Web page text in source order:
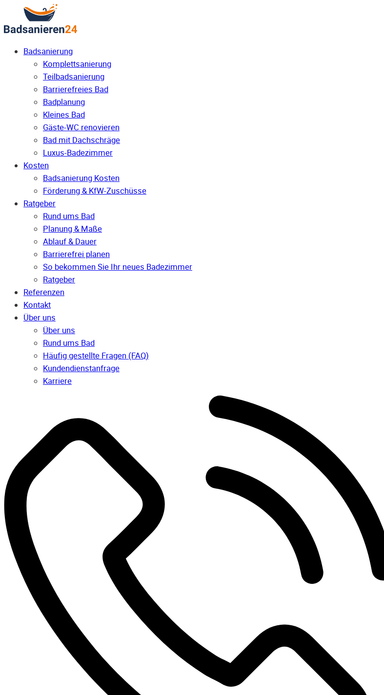
Badsanierung
Komplettsanierung
Teilbadsanierung
Barrierefreies Bad
Badplanung
Kleines Bad
Gäste-WC renovieren
Bad mit Dachschräge
Luxus-Badezimmer
Kosten
Badsanierung Kosten
Förderung & KfW-Zuschüsse
Ratgeber
Rund ums Bad
Planung & Maße
Ablauf & Dauer
Barrierefrei planen
So bekommen Sie Ihr neues Badezimmer
Ratgeber
Referenzen
Kontakt
Über uns
Über uns
Rund ums Bad
Häufig gestellte Fragen (FAQ)
Kunden­dienst­anfrage
Karriere